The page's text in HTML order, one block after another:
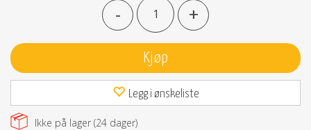
- +
Kjøp
Legg i ønskeliste
Ikke på lager (24 dager)